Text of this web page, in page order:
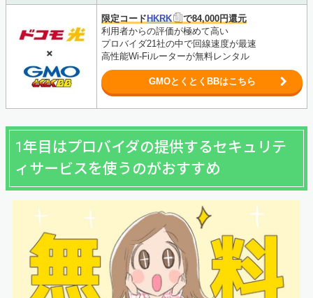
限定コードHKRK
で84,000円還元
利用者からの評価が極めて高い
プロバイダ21社の中で回線速度が最速
高性能Wi-Fiルーターが無料レンタル
GMOとくとくBBはこちら
1年目はプロバイダの提供するセキュリテ
ィサービスを使うのがおすすめ